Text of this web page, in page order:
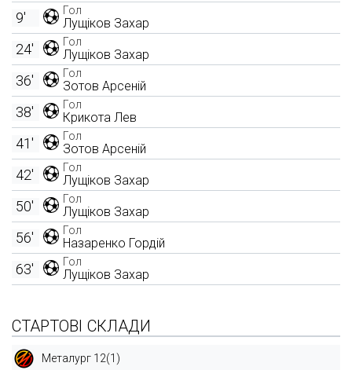
Гол
Лущіков Захар
9'
Гол
Лущіков Захар
24'
Гол
Зотов Арсеній
36'
Гол
Крикота Лев
38'
Гол
Зотов Арсеній
41'
Гол
Лущіков Захар
42'
Гол
Лущіков Захар
50'
Гол
Назаренко Гордій
56'
Гол
Лущіков Захар
63'
СТАРТОВІ СКЛАДИ
Металург 12(1)